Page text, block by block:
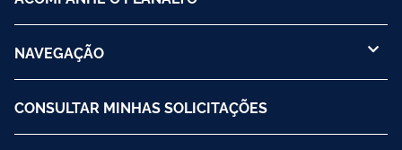
NAVEGAÇÃO
CONSULTAR MINHAS SOLICITAÇÕES